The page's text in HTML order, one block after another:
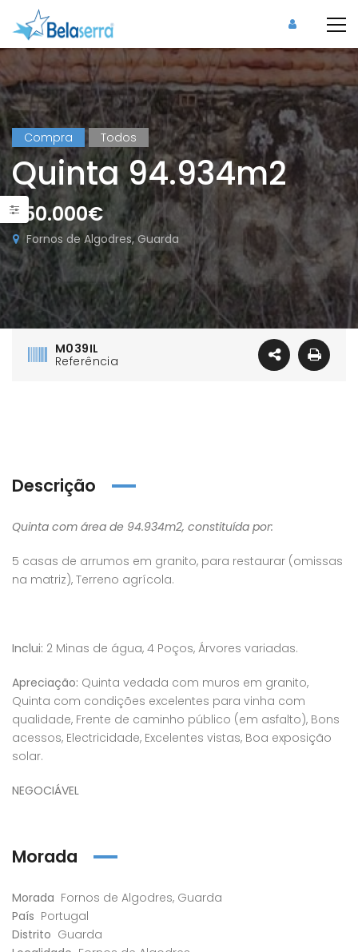
Compra Todos
Quinta 94.934m2
250.000€
Fornos de Algodres, Guarda
M039IL
Referência
Descrição
Quinta com área de 94.934m2, constituída por:
5 casas de arrumos em granito, para restaurar (omissas
na matriz), Terreno agrícola.
Inclui: 2 Minas de água, 4 Poços, Árvores variadas.
Apreciação: Quinta vedada com muros em granito,
Quinta com condições excelentes para vinha com
qualidade, Frente de caminho público (em asfalto), Bons
acessos, Electricidade, Excelentes vistas, Boa exposição
solar.
NEGOCIÁVEL
Morada
Morada Fornos de Algodres, Guarda
País Portugal
Distrito Guarda